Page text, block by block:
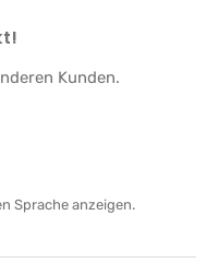
von 5 Sternen
Kunden.
Sprache anzeigen.